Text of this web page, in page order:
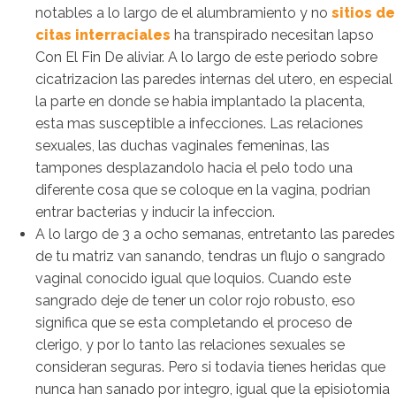
notables a lo largo de el alumbramiento y no sitios de
citas interraciales ha transpirado necesitan lapso
Con El Fin De aliviar. A lo largo de este periodo sobre
cicatrizacion las paredes internas del utero, en especial
la parte en donde se habia implantado la placenta,
esta mas susceptible a infecciones. Las relaciones
sexuales, las duchas vaginales femeninas, las
tampones desplazandolo hacia el pelo todo una
diferente cosa que se coloque en la vagina, podrian
entrar bacterias y inducir la infeccion.
A lo largo de 3 a ocho semanas, entretanto las paredes
de tu matriz van sanando, tendras un flujo o sangrado
vaginal conocido igual que loquios. Cuando este
sangrado deje de tener un color rojo robusto, eso
significa que se esta completando el proceso de
clerigo, y por lo tanto las relaciones sexuales se
consideran seguras. Pero si todavia tienes heridas que
nunca han sanado por integro, igual que la episiotomia